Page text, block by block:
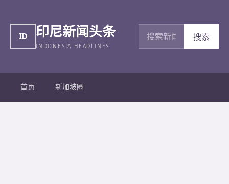
ID 印尼新闻头条
INDONESIA HEADLINES
搜索新闻
搜索
首页 新加坡圈